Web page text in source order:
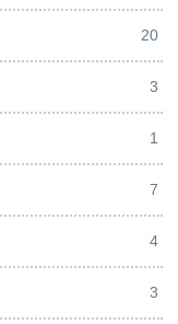
20
3
1
7
4
3